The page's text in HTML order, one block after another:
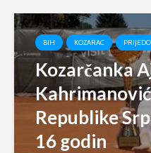
BIH KOZARAC
Kozarčanka
Republike
16 godin